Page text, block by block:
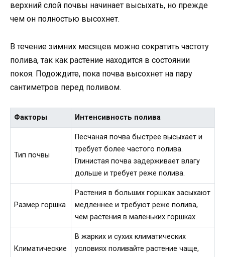
верхний слой почвы начинает высыхать, но прежде
чем он полностью высохнет.
В течение зимних месяцев можно сократить частоту
полива, так как растение находится в состоянии
покоя. Подождите, пока почва высохнет на пару
сантиметров перед поливом.
Факторы Интенсивность полива
Тип почвы
Песчаная почва быстрее высыхает и
требует более частого полива.
Глинистая почва задерживает влагу
дольше и требует реже полива.
Размер горшка
Растения в больших горшках засыхают
медленнее и требуют реже полива,
чем растения в маленьких горшках.
Климатические
В жарких и сухих климатических
условиях поливайте растение чаще,